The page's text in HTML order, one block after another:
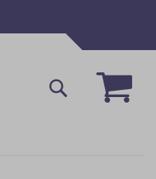
Mój
Szukaj